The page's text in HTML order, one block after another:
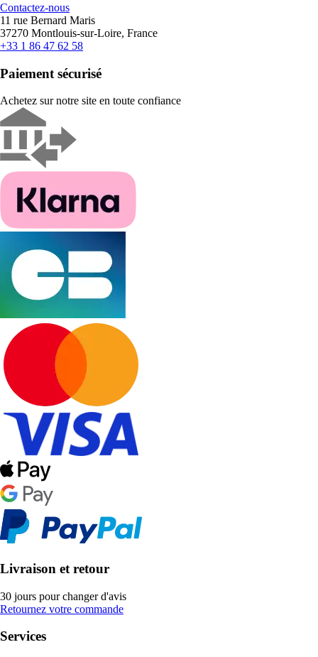
Contactez-nous
11 rue Bernard Maris
37270 Montlouis-sur-Loire, France
+33 1 86 47 62 58
Paiement sécurisé
Achetez sur notre site en toute confiance
Livraison et retour
30 jours pour changer d'avis
Retournez votre commande
Services